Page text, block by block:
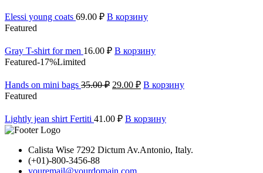
Elessi young coats 69.00 ₽ В корзину
Featured
Gray T-shirt for men 16.00 ₽ В корзину
Featured-17%Limited
Hands on mini bags 35.00₽ 29.00 ₽ В корзину
Featured
Lightly jean shirt Fertiti 41.00 ₽ В корзину
Calista Wise 7292 Dictum Av.Antonio, Italy.
(+01)-800-3456-88